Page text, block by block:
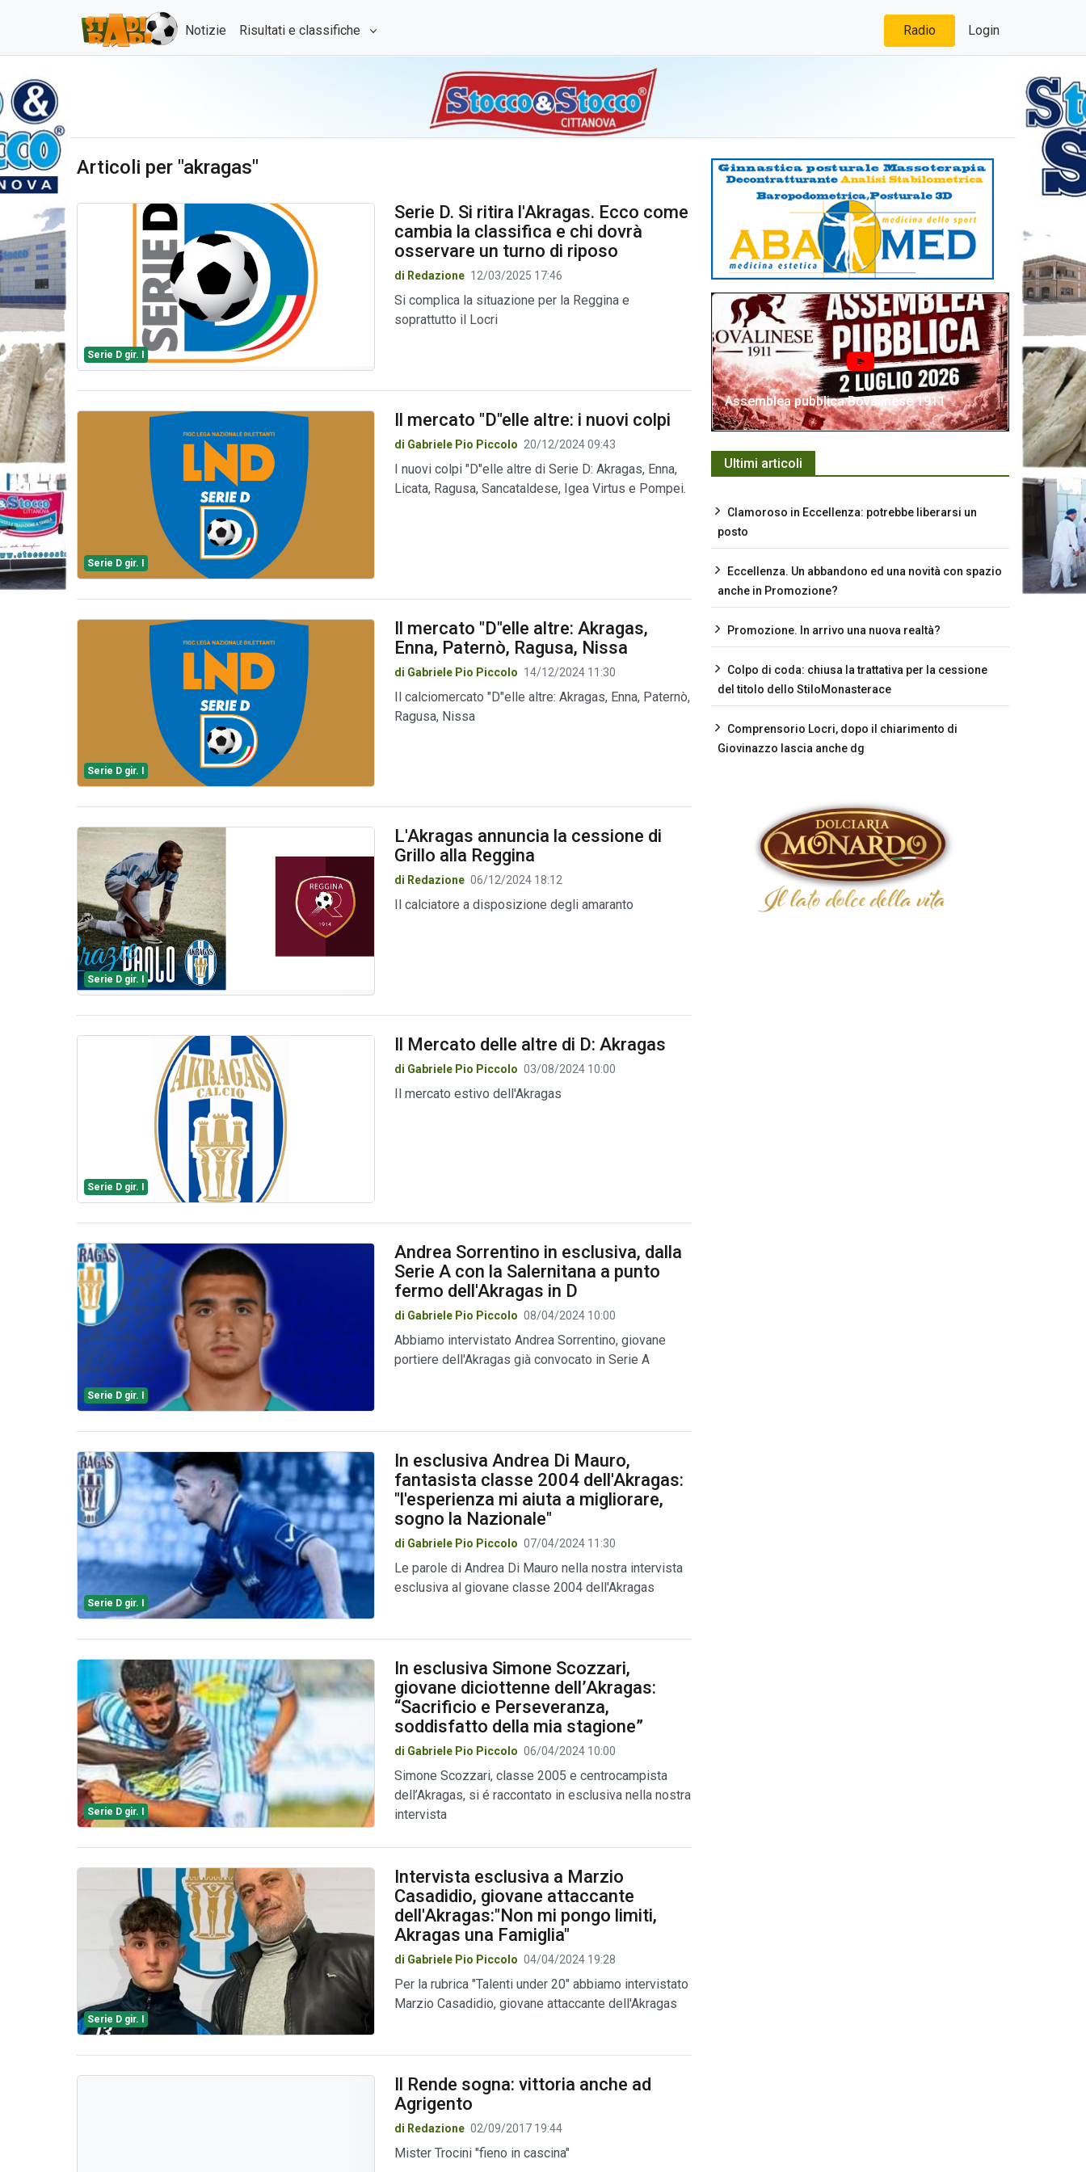
Notizie Risultati e classifiche Radio Login
Articoli per "akragas"
Serie D gir. I
Serie D. Si ritira l'Akragas. Ecco come
cambia la classifica e chi dovrà
osservare un turno di riposo
di Redazione 12/03/2025 17:46
Si complica la situazione per la Reggina e
soprattutto il Locri
Serie D gir. I
Il mercato "D"elle altre: i nuovi colpi
di Gabriele Pio Piccolo 20/12/2024 09:43
I nuovi colpi "D"elle altre di Serie D: Akragas, Enna,
Licata, Ragusa, Sancataldese, Igea Virtus e Pompei.
Serie D gir. I
Il mercato "D"elle altre: Akragas,
Enna, Paternò, Ragusa, Nissa
di Gabriele Pio Piccolo 14/12/2024 11:30
Il calciomercato "D"elle altre: Akragas, Enna, Paternò,
Ragusa, Nissa
Serie D gir. I
L'Akragas annuncia la cessione di
Grillo alla Reggina
di Redazione 06/12/2024 18:12
Il calciatore a disposizione degli amaranto
Serie D gir. I
Il Mercato delle altre di D: Akragas
di Gabriele Pio Piccolo 03/08/2024 10:00
Il mercato estivo dell'Akragas
Serie D gir. I
Andrea Sorrentino in esclusiva, dalla
Serie A con la Salernitana a punto
fermo dell'Akragas in D
di Gabriele Pio Piccolo 08/04/2024 10:00
Abbiamo intervistato Andrea Sorrentino, giovane
portiere dell'Akragas già convocato in Serie A
Serie D gir. I
In esclusiva Andrea Di Mauro,
fantasista classe 2004 dell'Akragas:
"l'esperienza mi aiuta a migliorare,
sogno la Nazionale"
di Gabriele Pio Piccolo 07/04/2024 11:30
Le parole di Andrea Di Mauro nella nostra intervista
esclusiva al giovane classe 2004 dell'Akragas
Serie D gir. I
In esclusiva Simone Scozzari,
giovane diciottenne dell’Akragas:
“Sacrificio e Perseveranza,
soddisfatto della mia stagione”
di Gabriele Pio Piccolo 06/04/2024 10:00
Simone Scozzari, classe 2005 e centrocampista
dell’Akragas, si é raccontato in esclusiva nella nostra
intervista
Serie D gir. I
Intervista esclusiva a Marzio
Casadidio, giovane attaccante
dell'Akragas:"Non mi pongo limiti,
Akragas una Famiglia"
di Gabriele Pio Piccolo 04/04/2024 19:28
Per la rubrica "Talenti under 20" abbiamo intervistato
Marzio Casadidio, giovane attaccante dell'Akragas
Il Rende sogna: vittoria anche ad
Agrigento
di Redazione 02/09/2017 19:44
Mister Trocini "fieno in cascina"
Assemblea pubblica Bovalinese 1911
Ultimi articoli
Clamoroso in Eccellenza: potrebbe liberarsi un
posto
Eccellenza. Un abbandono ed una novità con spazio
anche in Promozione?
Promozione. In arrivo una nuova realtà?
Colpo di coda: chiusa la trattativa per la cessione
del titolo dello StiloMonasterace
Comprensorio Locri, dopo il chiarimento di
Giovinazzo lascia anche dg